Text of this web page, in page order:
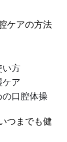
ケアの方法
い方
ケア
口腔体操
つまでも健